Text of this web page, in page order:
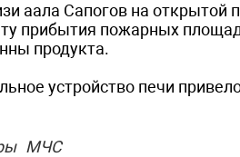
аала Сапогов на открытой
прибытия пожарных
продукта.
устройство печи
МЧС